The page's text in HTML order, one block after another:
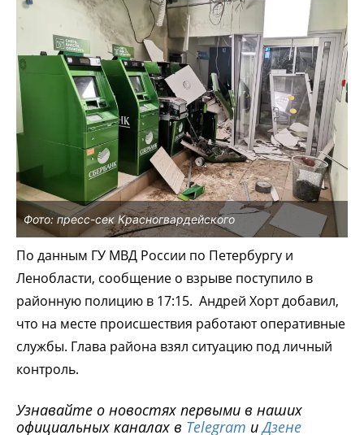
Фото: пресс-сек Красногвардейского
По данным ГУ МВД России по Петербургу и
Ленобласти, сообщение о взрыве поступило в
районную полицию в 17:15. Андрей Хорт добавил,
что на месте происшествия работают оперативные
службы. Глава района взял ситуацию под личный
контроль.
Узнавайте о новостях первыми в наших
официальных каналах в Telegram иДзене